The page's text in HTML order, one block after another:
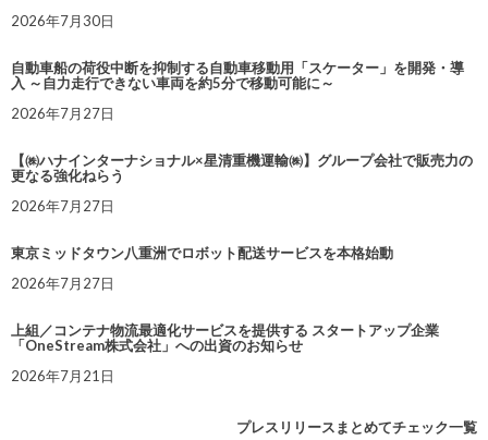
2026年7月30日
自動車船の荷役中断を抑制する自動車移動用「スケーター」を開発・導
入 ～自力走行できない車両を約5分で移動可能に～
2026年7月27日
【㈱ハナインターナショナル×星清重機運輸㈱】グループ会社で販売力の
更なる強化ねらう
2026年7月27日
東京ミッドタウン八重洲でロボット配送サービスを本格始動
2026年7月27日
上組／コンテナ物流最適化サービスを提供する スタートアップ企業
「OneStream株式会社」への出資のお知らせ
2026年7月21日
プレスリリースまとめてチェック一覧